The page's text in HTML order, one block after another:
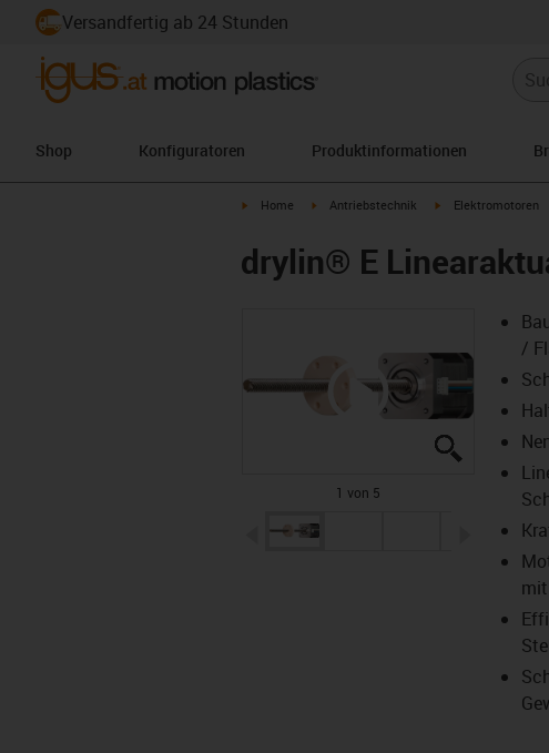
Versandfertig ab 24 Stunden
Shop Konfiguratoren Produktinformationen
igus-icon-arrow-right
Home igus-icon-arrow-right
Antriebstechnik igus-icon-arrow-right
Elektromotoren
drylin® E
igus-icon-
igus-icon-
igus-icon-
igus-icon-
igus-icon-
1 von 5
igus-icon-arrow-left igus-
/